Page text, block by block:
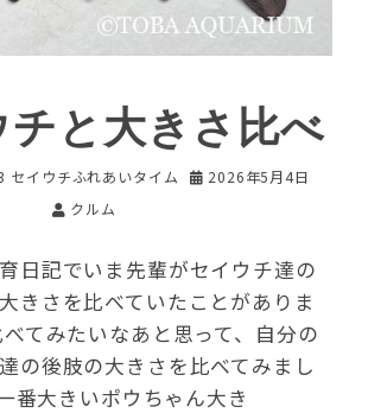
チと大きさ比べ
セイウチふれあいタイム
2026年5月4日
クルム
日記でいま先輩がセイウチ達の
きさを比べていたことがありま
てみたいなあと思って、自分の
の後肢の大きさを比べてみまし
番大きいポウちゃん大き